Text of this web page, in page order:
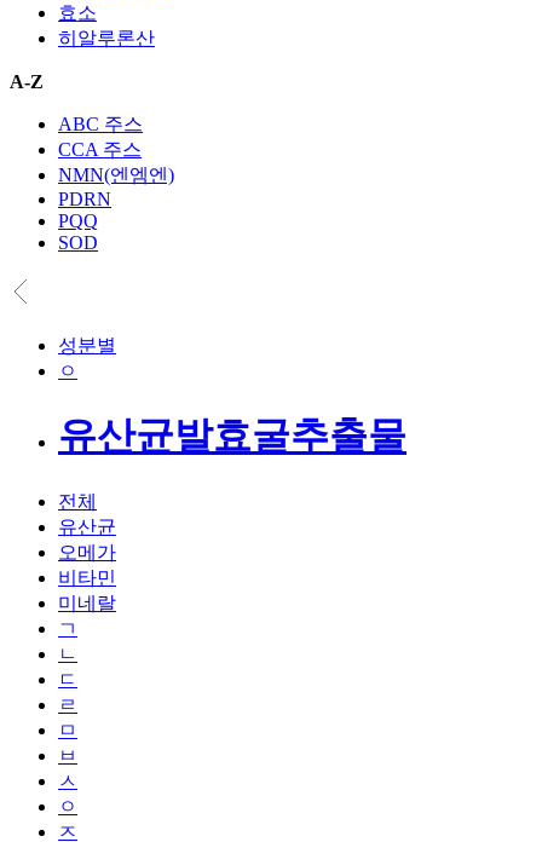
효소
히알루론산
A-Z
ABC 주스
CCA 주스
NMN(엔엠엔)
PDRN
PQQ
SOD
성분별
ㅇ
유산균발효굴추출물
전체
유산균
오메가
비타민
미네랄
ㄱ
ㄴ
ㄷ
ㄹ
ㅁ
ㅂ
ㅅ
ㅇ
ㅈ